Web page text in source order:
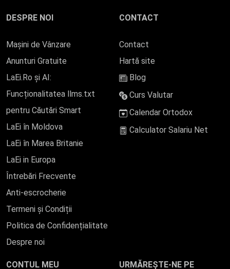
DESPRE NOI
Mașini de Vânzare
Anunturi Gratuite
LaEi.Ro și AI:
Funcționalitatea llms.txt
pentru Căutări Smart
LaEi în Moldova
LaEi în Marea Britanie
LaEi in Europa
Întrebări Frecvente
Anti-escrocherie
Termeni și Condiții
Politica de Confidențialitate
Despre noi
CONTACT
Contact
Hartă site
Blog
Curs Valutar
Calendar Ortodox
Calculator Salariu Net
CONTUL MEU URMĂREȘTE-NE PE